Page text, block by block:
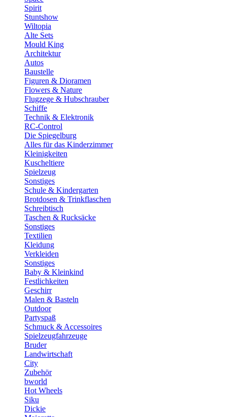
Spirit
Stuntshow
Wiltopia
Alte Sets
Mould King
Architektur
Autos
Baustelle
Figuren & Dioramen
Flowers & Nature
Flugzege & Hubschrauber
Schiffe
Technik & Elektronik
RC-Control
Die Spiegelburg
Alles für das Kinderzimmer
Kleinigkeiten
Kuscheltiere
Spielzeug
Sonstiges
Schule & Kindergarten
Brotdosen & Trinkflaschen
Schreibtisch
Taschen & Rucksäcke
Sonstiges
Textilien
Kleidung
Verkleiden
Sonstiges
Baby & Kleinkind
Festlichkeiten
Geschirr
Malen & Basteln
Outdoor
Partyspaß
Schmuck & Accessoires
Spielzeugfahrzeuge
Bruder
Landwirtschaft
City
Zubehör
bworld
Hot Wheels
Siku
Dickie